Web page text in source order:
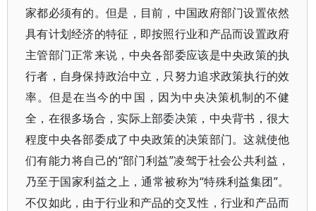
家都必须有的。但是，目前，中国政府部门设置依然
具有计划经济的特征，即按照行业和产品而设置政府
主管部门正常来说，中央各部委应该是中央政策的执
行者，自身保持政治中立，只努力追求政策执行的效
率。但是在当今的中国，因为中央决策机制的不健
全，在很多场合，实际上部委决策，中央背书，很大
程度中央各部委成了中央政策的决策部门。这就使他
们有能力将自己的“部门利益”凌驾于社会公共利益，
乃至于国家利益之上，通常被称为“特殊利益集团”。
不仅如此，由于行业和产品的交叉性，行业和产品而